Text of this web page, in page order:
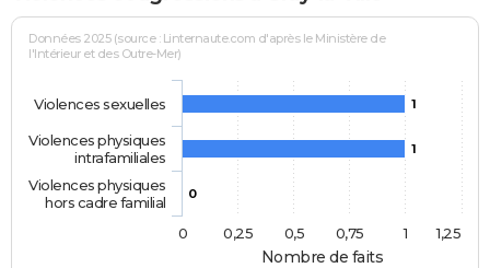
Nombre de faits
Données 2025 (source : Linternaute.com d'après le Ministère de
l'Intérieur et des Outre-Mer)
1
1
0
Violences sexuelles
Violences physiques
intrafamiliales
Violences physiques
hors cadre familial
0
1
0,25 0,5 0,75 1,25